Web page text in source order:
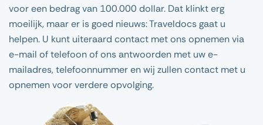
voor een bedrag van 100.000 dollar. Dat klinkt erg
moeilijk, maar er is goed nieuws: Traveldocs gaat u
helpen. U kunt uiteraard contact met ons opnemen via
e-mail of telefoon of ons antwoorden met uw e-
mailadres, telefoonnummer en wij zullen contact met u
opnemen voor verdere opvolging.